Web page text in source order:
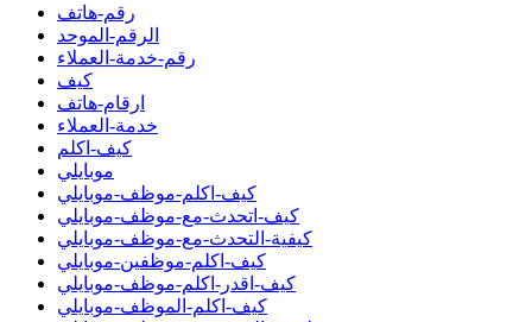
رقم-هاتف
الرقم-الموحد
رقم-خدمة-العملاء
كيف
ارقام-هاتف
خدمة-العملاء
كيف-اكلم
موبايلي
كيف-اكلم-موظف-موبايلي
كيف-اتحدث-مع-موظف-موبايلي
كيفية-التحدث-مع-موظف-موبايلي
كيف-اكلم-موظفين-موبايلي
كيف-اقدر-اكلم-موظف-موبايلي
كيف-اكلم-الموظف-موبايلي